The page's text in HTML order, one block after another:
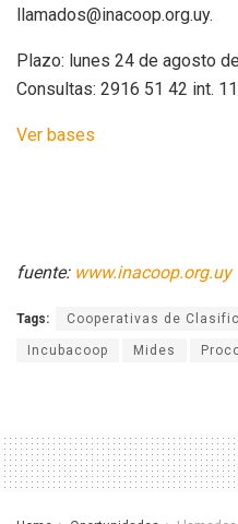
llamados@inacoop.org.uy.
Plazo: lunes 24 de agosto
Consultas: 2916 51 42 int.
Ver bases
fuente: www.inacoop.org.uy
Tags: Cooperativas de
Incubacoop Mides